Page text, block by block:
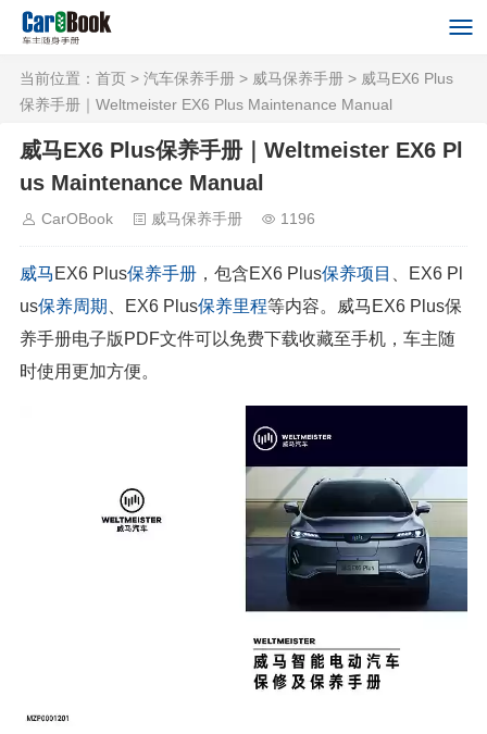
当前位置： 首页 > 汽车保养手册 > 威马保养手册 > 威马EX6 Plus
保养手册｜Weltmeister EX6 Plus Maintenance Manual
威马EX6 Plus保养手册｜Weltmeister EX6 Pl
us Maintenance Manual
CarOBook 威马保养手册 1196
威马 EX6 Plus保养手册 ，包含EX6 Plus保养项目
、EX6 Pl
us保养周期 、EX6 Plus保养里程等内容。威马EX6 Plus保
养手册电子版PDF文件可以免费下载收藏至手机，车主随
时使用更加方便。